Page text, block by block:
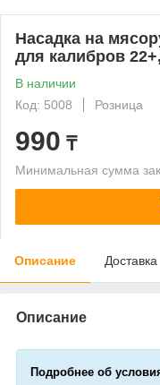
Насадка на
для калибров
В наличии
Код: 5008
Розница
990 ₸
Минимальная сумма
Описание Доставка
Описание
Подробнее об